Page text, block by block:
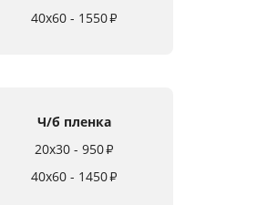
40x60 - 1550₽
Ч/б пленка
20x30 - 950₽
40x60 - 1450₽